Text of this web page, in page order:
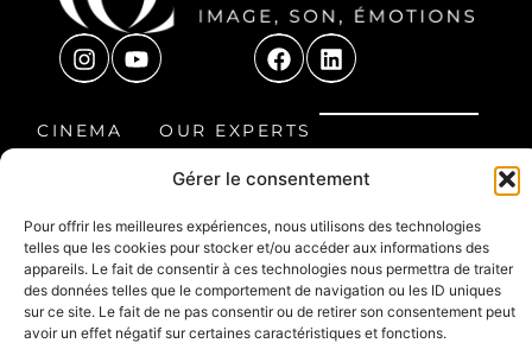
Gérer le consentement
Pour offrir les meilleures expériences, nous utilisons des technologies
telles que les cookies pour stocker et/ou accéder aux informations des
appareils. Le fait de consentir à ces technologies nous permettra de traiter
des données telles que le comportement de navigation ou les ID uniques
sur ce site. Le fait de ne pas consentir ou de retirer son consentement peut
avoir un effet négatif sur certaines caractéristiques et fonctions.
CINEMA
LEISURE
SPACE
PROFESSIONAL
OUR EXPERTS
FAQ
8 Étienne
Audibert
Avenue, 60300
Senlis, France
03 44 66 30 99